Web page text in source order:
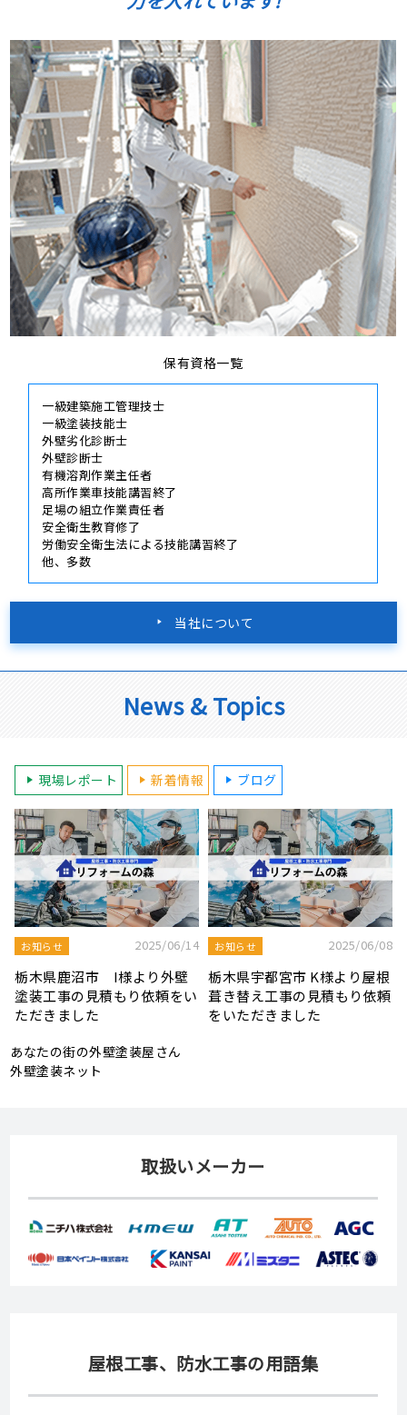
保有資格一覧
一級建築施工管理技士
一級塗装技能士
外壁劣化診断士
外壁診断士
有機溶剤作業主任者
高所作業車技能講習終了
足場の組立作業責任者
安全衛生教育修了
労働安全衛生法による技能講習終了
他、多数
当社について
News & Topics
現場レポート 新着情報 ブログ
モルタル外壁の特徴と劣化症
状、メンテナンス方法を解説
令和7年度 結婚新生活支援補
助金が実施されます！
あなたの街の外壁塗装屋さん
外壁塗装ネット
取扱いメーカー
屋根工事、防水工事の用語集